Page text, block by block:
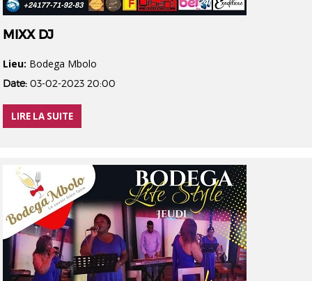
MIXX DJ
Lieu: Bodega Mbolo
Date: 03-02-2023 20:00
LIRE LA SUITE